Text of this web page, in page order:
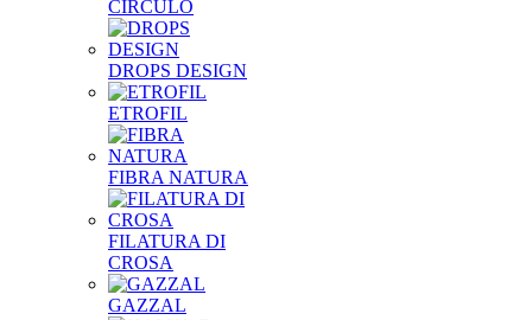
CIRCULO
DROPS DESIGN
ETROFIL
FIBRA NATURA
FILATURA DI
CROSA
GAZZAL